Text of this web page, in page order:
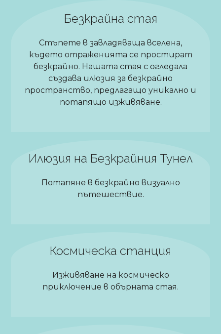
Безкрайна стая
Стъпете в завладяваща вселена,
където отраженията се простират
безкрайно. Нашата стая с огледала
създава илюзия за безкрайно
пространство, предлагащо уникално и
потапящо изживяване.
Илюзия на Безкрайния Тунел
Потапяне в безкрайно визуално
пътешествие.
Космическа станция
Изживяване на космическо
приключение в обърната стая.